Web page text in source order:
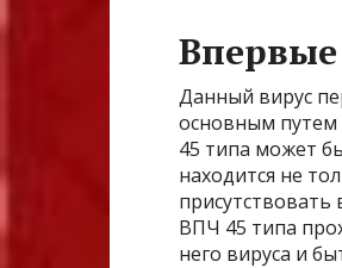
Данный вирус
основным путем
45 типа может
находится не
ВПЧ 45 типа
него вируса и